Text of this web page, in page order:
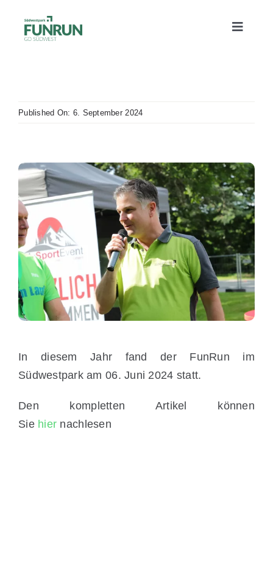
Inhalt
Toggle
Strecken
Bildergalerie
News
Published On: 6. September 2024
In diesem Jahr fand der FunRun im
Südwestpark am 06. Juni 2024 statt.
Den kompletten Artikel können
Sie hier nachlesen